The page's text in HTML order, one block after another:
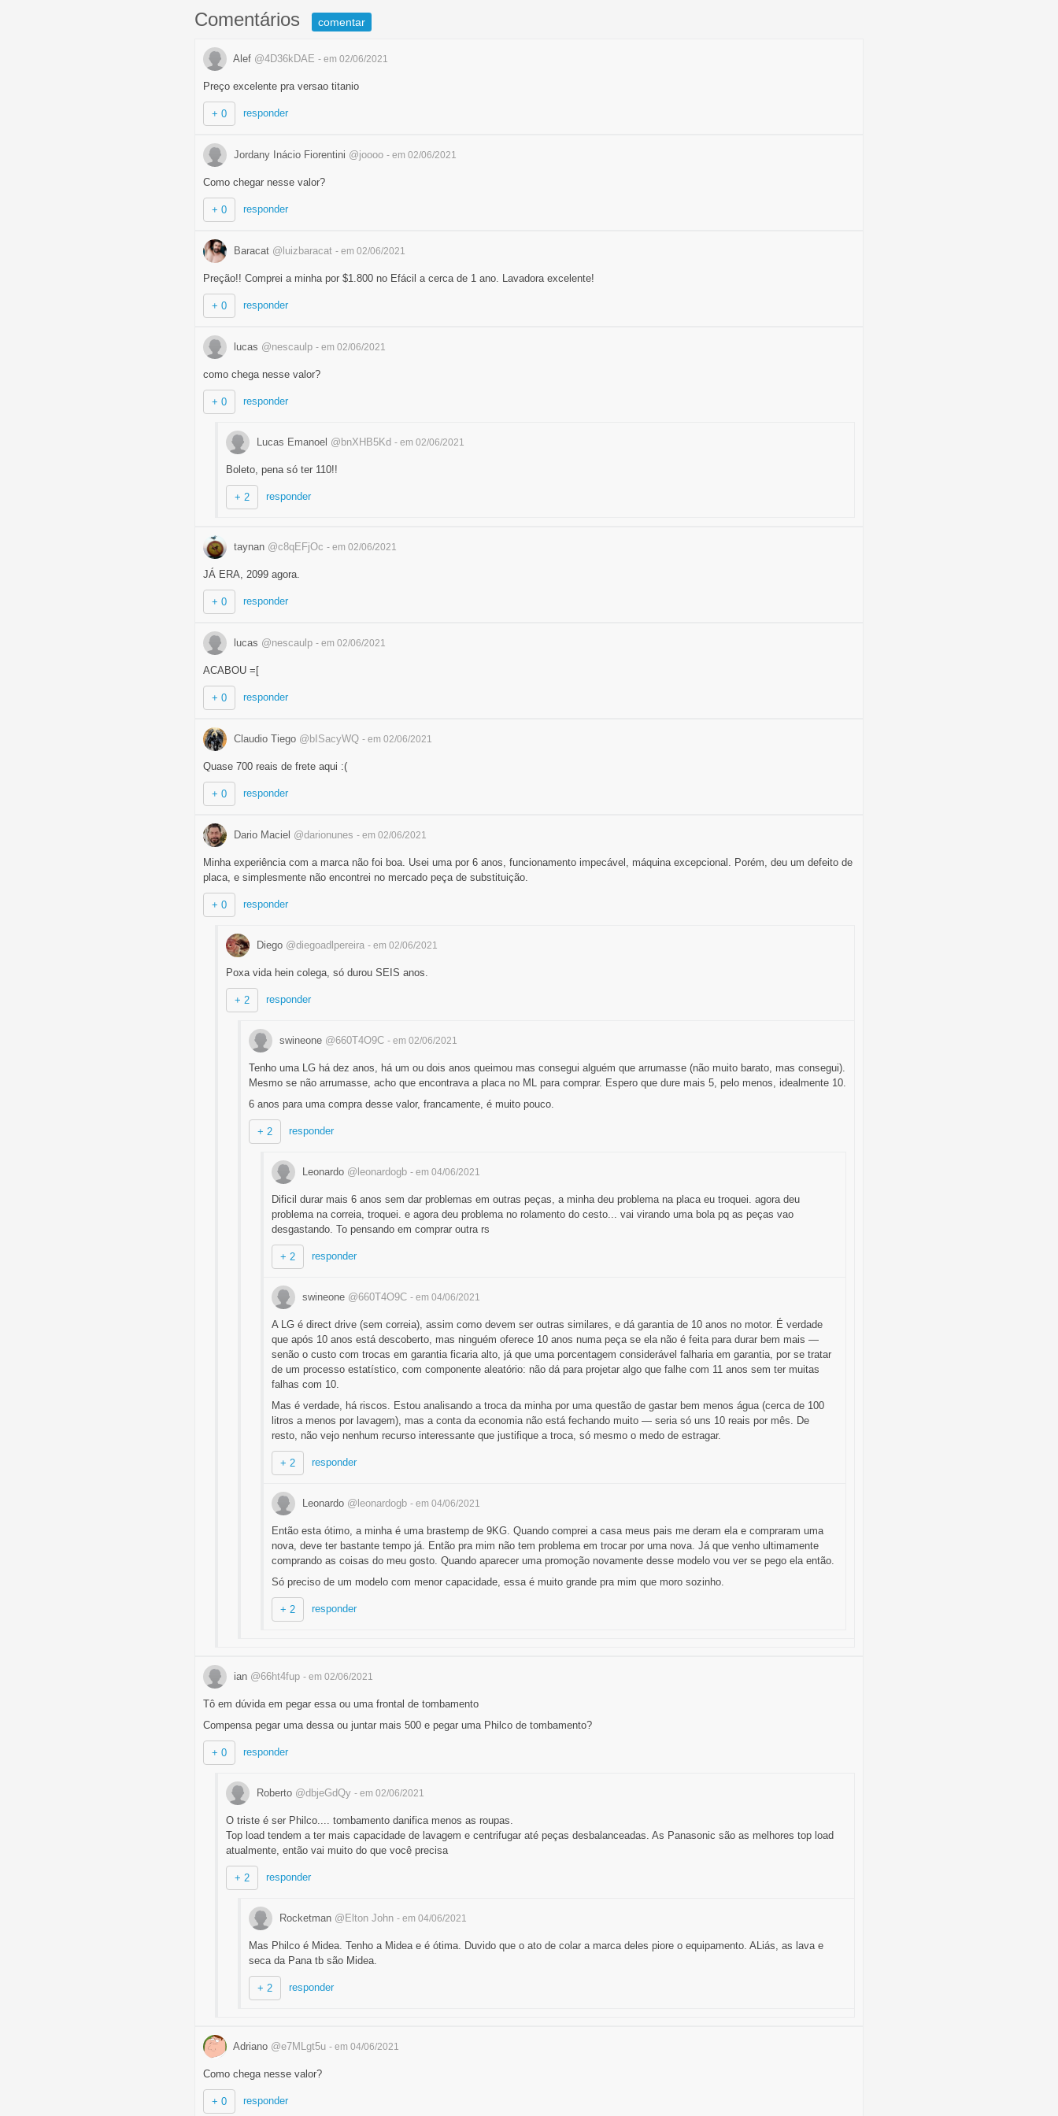
Comentários comentar
Alef @4D36kDAE - em 02/06/2021
Preço excelente pra versao titanio
+ 0 responder
Jordany Inácio Fiorentini @joooo - em 02/06/2021
Como chegar nesse valor?
+ 0 responder
Baracat @luizbaracat - em 02/06/2021
Preção!! Comprei a minha por $1.800 no Efácil a cerca de 1 ano. Lavadora excelente!
+ 0 responder
lucas @nescaulp - em 02/06/2021
como chega nesse valor?
+ 0 responder
Lucas Emanoel @bnXHB5Kd - em 02/06/2021
Boleto, pena só ter 110!!
+ 2 responder
taynan @c8qEFjOc - em 02/06/2021
JÁ ERA, 2099 agora.
+ 0 responder
lucas @nescaulp - em 02/06/2021
ACABOU =[
+ 0 responder
Claudio Tiego @bISacyWQ - em 02/06/2021
Quase 700 reais de frete aqui :(
+ 0 responder
Dario Maciel @darionunes - em 02/06/2021
Minha experiência com a marca não foi boa. Usei uma por 6 anos, funcionamento impecável, máquina excepcional. Porém, deu um defeito de
placa, e simplesmente não encontrei no mercado peça de substituição.
+ 0 responder
Diego @diegoadlpereira - em 02/06/2021
Poxa vida hein colega, só durou SEIS anos.
+ 2 responder
swineone @660T4O9C - em 02/06/2021
Tenho uma LG há dez anos, há um ou dois anos queimou mas consegui alguém que arrumasse (não muito barato, mas consegui).
Mesmo se não arrumasse, acho que encontrava a placa no ML para comprar. Espero que dure mais 5, pelo menos, idealmente 10.
6 anos para uma compra desse valor, francamente, é muito pouco.
+ 2 responder
Leonardo @leonardogb - em 04/06/2021
Dificil durar mais 6 anos sem dar problemas em outras peças, a minha deu problema na placa eu troquei. agora deu
problema na correia, troquei. e agora deu problema no rolamento do cesto... vai virando uma bola pq as peças vao
desgastando. To pensando em comprar outra rs
+ 2 responder
swineone @660T4O9C - em 04/06/2021
A LG é direct drive (sem correia), assim como devem ser outras similares, e dá garantia de 10 anos no motor. É verdade
que após 10 anos está descoberto, mas ninguém oferece 10 anos numa peça se ela não é feita para durar bem mais —
senão o custo com trocas em garantia ficaria alto, já que uma porcentagem considerável falharia em garantia, por se tratar
de um processo estatístico, com componente aleatório: não dá para projetar algo que falhe com 11 anos sem ter muitas
falhas com 10.
Mas é verdade, há riscos. Estou analisando a troca da minha por uma questão de gastar bem menos água (cerca de 100
litros a menos por lavagem), mas a conta da economia não está fechando muito — seria só uns 10 reais por mês. De
resto, não vejo nenhum recurso interessante que justifique a troca, só mesmo o medo de estragar.
+ 2 responder
Leonardo @leonardogb - em 04/06/2021
Então esta ótimo, a minha é uma brastemp de 9KG. Quando comprei a casa meus pais me deram ela e compraram uma
nova, deve ter bastante tempo já. Então pra mim não tem problema em trocar por uma nova. Já que venho ultimamente
comprando as coisas do meu gosto. Quando aparecer uma promoção novamente desse modelo vou ver se pego ela então.
Só preciso de um modelo com menor capacidade, essa é muito grande pra mim que moro sozinho.
+ 2 responder
ian @66ht4fup - em 02/06/2021
Tô em dúvida em pegar essa ou uma frontal de tombamento
Compensa pegar uma dessa ou juntar mais 500 e pegar uma Philco de tombamento?
+ 0 responder
Roberto @dbjeGdQy - em 02/06/2021
O triste é ser Philco.... tombamento danifica menos as roupas.
Top load tendem a ter mais capacidade de lavagem e centrifugar até peças desbalanceadas. As Panasonic são as melhores top load
atualmente, então vai muito do que você precisa
+ 2 responder
Rocketman @Elton John - em 04/06/2021
Mas Philco é Midea. Tenho a Midea e é ótima. Duvido que o ato de colar a marca deles piore o equipamento. ALiás, as lava e
seca da Pana tb são Midea.
+ 2 responder
Adriano @e7MLgt5u - em 04/06/2021
Como chega nesse valor?
+ 0 responder